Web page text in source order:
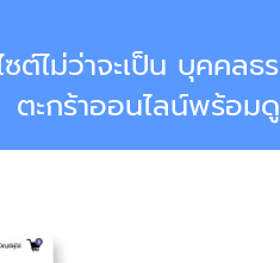
ต์ไม่ว่าจะเป็น บุคคล
ตะกร้าออนไลน์พร้อม